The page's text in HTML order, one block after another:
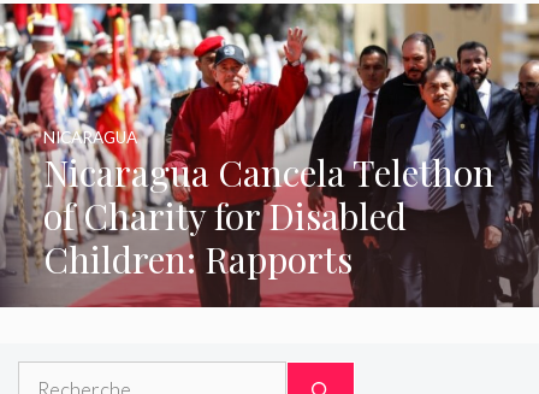
Nicaragua Cancela Telethon
of Charity for Disabled
Children: Rapports
NICARAGUA
Rechercher :